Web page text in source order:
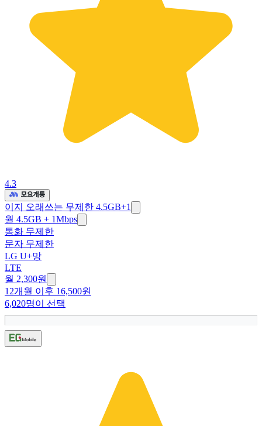
4.3
이지 오래쓰는 무제한 4.5GB+1
월 4.5GB + 1Mbps
통화 무제한
문자 무제한
LG U+망
LTE
월 2,300원
12개월 이후 16,500원
6,020명이 선택